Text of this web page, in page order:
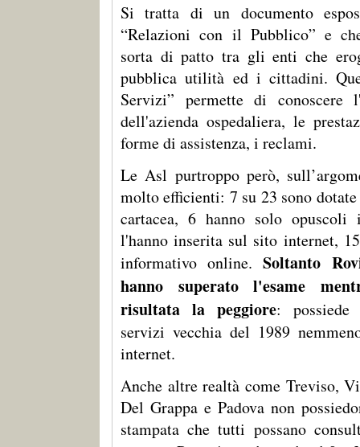
Si tratta di un documento
“Relazioni con il Pubblico” e
sorta di patto tra gli enti che
pubblica utilità ed i cittadini.
Servizi” permette di conoscere
dell'azienda ospedaliera, le
forme di assistenza, i reclami.
Le Asl purtroppo però,
molto efficienti: 7 su 23 sono
cartacea, 6 hanno solo opuscoli
l'hanno inserita sul sito internet,
informativo online.Soltanto
hanno superato l'esame
risultata la peggiore:
servizi vecchia del 1989
internet.
Anche altre realtà come Treviso,
Del Grappa e Padova non
stampata che tutti possano